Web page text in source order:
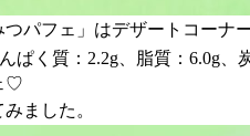
パフェ」はデザートコーナ
ぱく質：2.2g、脂質：6.0g
♡
ました。